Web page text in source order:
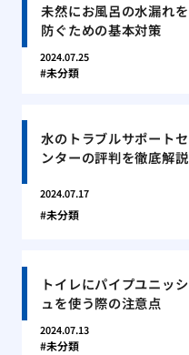
未然にお風呂の水漏れを
防ぐための基本対策
2024.07.25
未分類
水のトラブルサポートセ
ンターの評判を徹底解説
2024.07.17
未分類
トイレにパイプユニッシ
ュを使う際の注意点
2024.07.13
未分類